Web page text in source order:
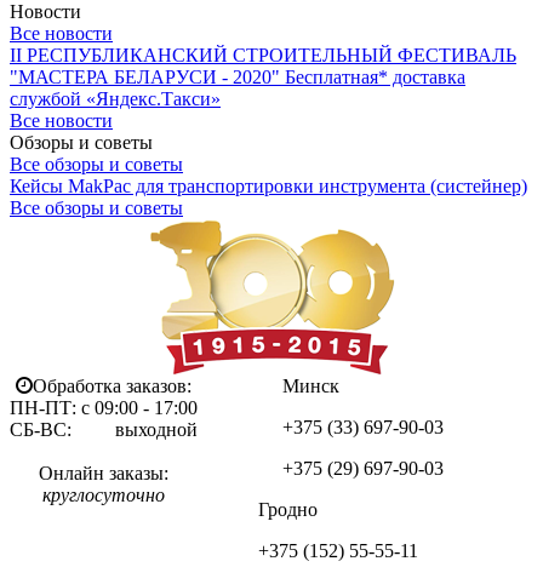
Новости
Все новости
II РЕСПУБЛИКАНСКИЙ СТРОИТЕЛЬНЫЙ ФЕСТИВАЛЬ
"МАСТЕРА БЕЛАРУСИ - 2020" Бесплатная* доставка
службой «Яндекс.Такси»
Все новости
Обзоры и советы
Все обзоры и советы
Кейсы MakPac для транспортировки инструмента (систейнер)
Все обзоры и советы
Обработка заказов:
ПН-ПТ: с 09:00 - 17:00
СБ-ВС: выходной
Онлайн заказы:
круглосуточно
Минск
+375 (33) 697-90-03
+375 (29) 697-90-03
Гродно
+375 (152) 55-55-11